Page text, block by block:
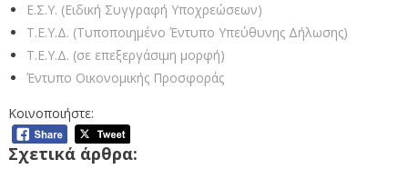
Ε.Σ.Υ. (Ειδική Συγγραφή Υποχρεώσεων)
Τ.Ε.Υ.Δ. (Τυποποιημένο Έντυπο Υπεύθυνης Δήλωσης)
Τ.Ε.Υ.Δ. (σε επεξεργάσιμη μορφή)
Έντυπο Οικονομικής Προσφοράς
Κοινοποιήστε:
Σχετικά άρθρα: